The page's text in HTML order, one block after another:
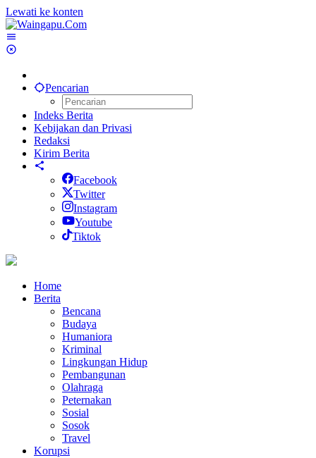
Lewati ke konten
Pencarian
Indeks Berita
Kebijakan dan Privasi
Redaksi
Kirim Berita
Facebook
Twitter
Instagram
Youtube
Tiktok
Home
Berita
Bencana
Budaya
Humaniora
Kriminal
Lingkungan Hidup
Pembangunan
Olahraga
Peternakan
Sosial
Sosok
Travel
Korupsi